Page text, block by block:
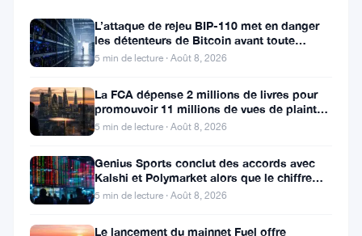
$0,5474,
classement
des
gagnants
selon
les
L’attaque de rejeu BIP-110 met en danger
les détenteurs de Bitcoin avant toute
scission de chaîne
5 min de lecture · Août 8, 2026
La FCA dépense 2 millions de livres pour
promouvoir 11 millions de vues de plaintes
sur le financement
5 min de lecture · Août 8, 2026
Genius Sports conclut des accords avec
Kalshi et Polymarket alors que le chiffre
d’affaires du T2 atteint
5 min de lecture · Août 8, 2026
Le lancement du mainnet Fuel offre